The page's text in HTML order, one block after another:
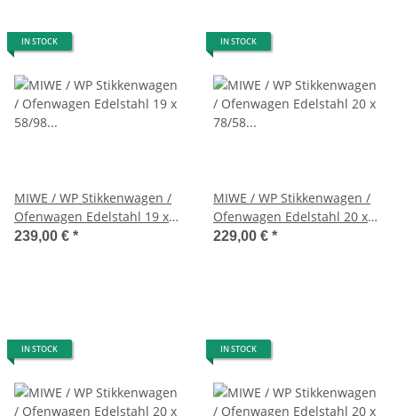
IN STOCK
MIWE / WP Stikkenwagen /
Ofenwagen Edelstahl 19 x
58/98 cm Längseinschub
239,00 € *
IN STOCK
MIWE / WP Stikkenwagen /
Ofenwagen Edelstahl 20 x
78/58 cm Quereinschub
229,00 € *
IN STOCK IN STOCK